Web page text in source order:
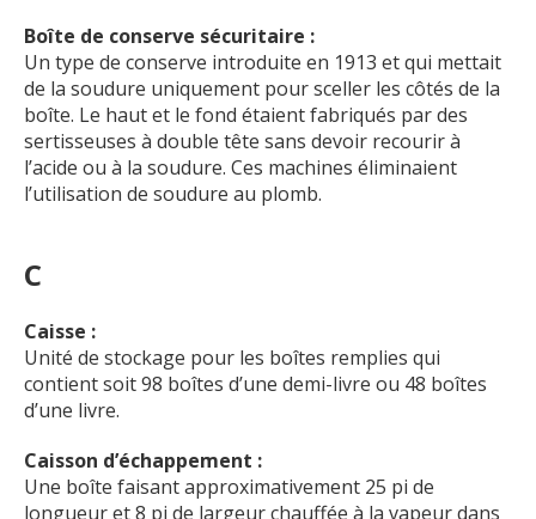
Boîte de conserve sécuritaire :
Un type de conserve introduite en 1913 et qui mettait
de la soudure uniquement pour sceller les côtés de la
boîte. Le haut et le fond étaient fabriqués par des
sertisseuses à double tête sans devoir recourir à
l’acide ou à la soudure. Ces machines éliminaient
l’utilisation de soudure au plomb.
C
Caisse :
Unité de stockage pour les boîtes remplies qui
contient soit 98 boîtes d’une demi-livre ou 48 boîtes
d’une livre.
Caisson d’échappement :
Une boîte faisant approximativement 25 pi de
longueur et 8 pi de largeur chauffée à la vapeur dans